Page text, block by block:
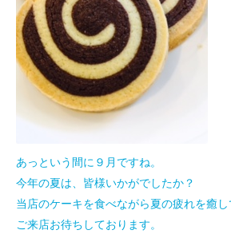
あっという間に９月ですね。
今年の夏は、皆様いかがでしたか？
当店のケーキを食べながら夏の疲れを癒
ご来店お待ちしております。